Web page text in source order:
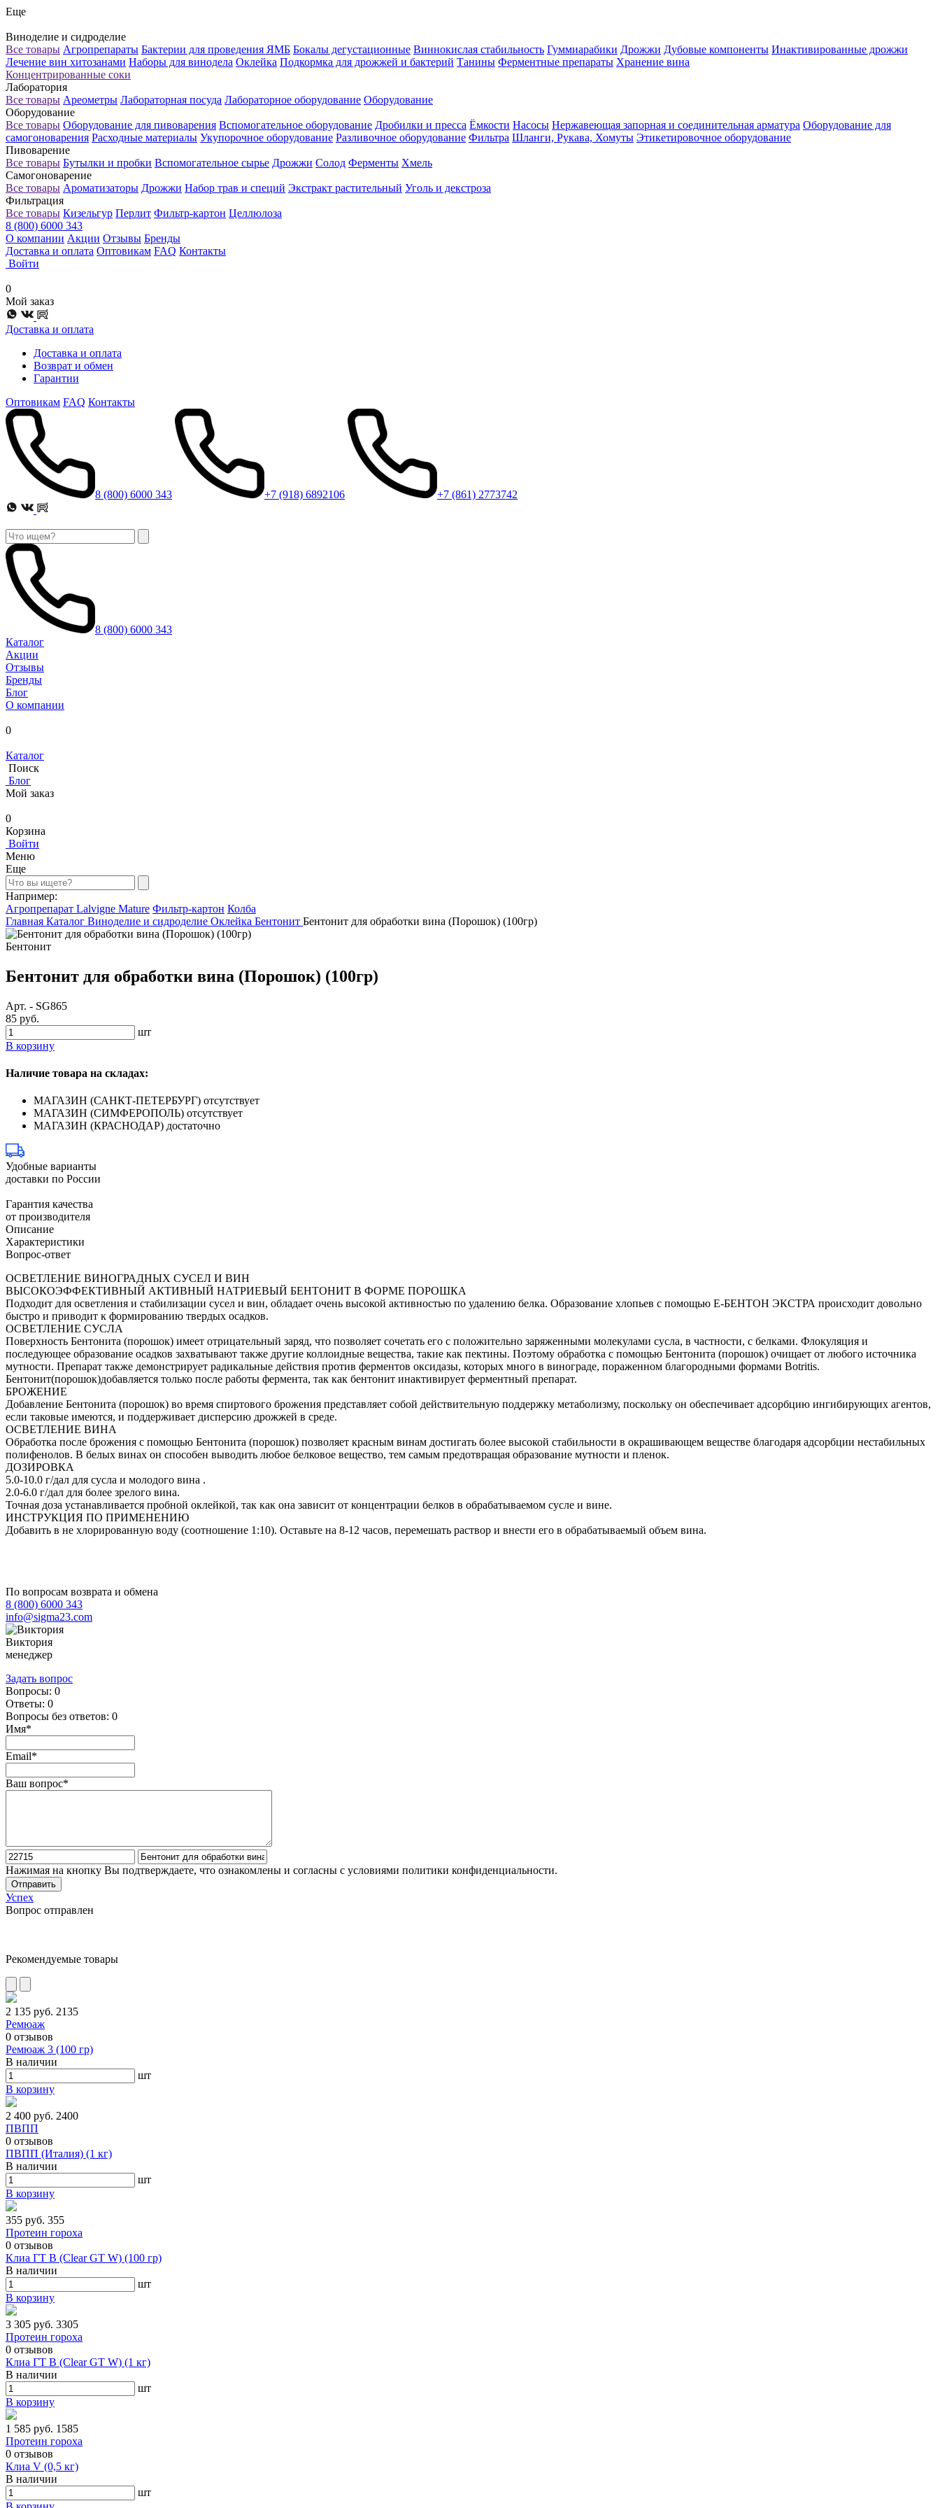
Еще
Виноделие и сидроделие
Все товары Агропрепараты Бактерии для проведения ЯМБ Бокалы дегустационные Виннокислая стабильность Гуммиарабики Дрожжи Дубовые компоненты Инактивированные дрожжи
Лечение вин хитозанами Наборы для винодела Оклейка Подкормка для дрожжей и бактерий Танины Ферментные препараты Хранение вина
Концентрированные соки
Лаборатория
Все товары Ареометры Лабораторная посуда Лабораторное оборудование Оборудование
Оборудование
Все товары Оборудование для пивоварения Вспомогательное оборудование Дробилки и пресса Ёмкости Насосы Нержавеющая запорная и соединительная арматура Оборудование для
самогоноварения Расходные материалы Укупорочное оборудование Разливочное оборудование Фильтра Шланги, Рукава, Хомуты Этикетировочное оборудование
Пивоварение
Все товары Бутылки и пробки Вспомогательное сырье Дрожжи Солод Ферменты Хмель
Самогоноварение
Все товары Ароматизаторы Дрожжи Набор трав и специй Экстракт растительный Уголь и декстроза
Фильтрация
Все товары Кизельгур Перлит Фильтр-картон Целлюлоза
8 (800) 6000 343
О компании Акции Отзывы Бренды
Доставка и оплата Оптовикам FAQ Контакты
Войти
0
Мой заказ
Доставка и оплата
Доставка и оплата
Возврат и обмен
Гарантии
Оптовикам FAQ Контакты
8 (800) 6000 343 +7 (918) 6892106 +7 (861) 2773742
8 (800) 6000 343
Каталог
Акции
Отзывы
Бренды
Блог
О компании
0
Каталог
Поиск
Блог
Мой заказ
0
Корзина
Войти
Меню
Еще
Например:
Агропрепарат Lalvigne Mature Фильтр-картон Колба
Главная Каталог Виноделие и сидроделие Оклейка Бентонит Бентонит для обработки вина (Порошок) (100гр)
Бентонит
Бентонит для обработки вина (Порошок) (100гр)
Арт. - SG865
85 руб.
шт
В корзину
Наличие товара на складах:
МАГАЗИН (САНКТ-ПЕТЕРБУРГ) отсутствует
МАГАЗИН (СИМФЕРОПОЛЬ) отсутствует
МАГАЗИН (КРАСНОДАР) достаточно
Удобные варианты
доставки по России
Гарантия качества
от производителя
Описание
Характеристики
Вопрос-ответ
ОСВЕТЛЕНИЕ ВИНОГРАДНЫХ СУСЕЛ И ВИН
ВЫСОКОЭФФЕКТИВНЫЙ АКТИВНЫЙ НАТРИЕВЫЙ БЕНТОНИТ В ФОРМЕ ПОРОШКА
Подходит для осветления и стабилизации сусел и вин, обладает очень высокой активностью по удалению белка. Образование хлопьев с помощью E-БЕНТОН ЭКСТРА происходит довольно
быстро и приводит к формированию твердых осадков.
ОСВЕТЛЕНИЕ СУСЛА
Поверхность Бентонита (порошок) имеет отрицательный заряд, что позволяет сочетать его с положительно заряженными молекулами сусла, в частности, с белками. Флокуляция и
последующее образование осадков захватывают также другие коллоидные вещества, такие как пектины. Поэтому обработка с помощью Бентонита (порошок) очищает от любого источника
мутности. Препарат также демонстрирует радикальные действия против ферментов оксидазы, которых много в винограде, пораженном благородными формами Botritis.
Бентонит(порошок)добавляется только после работы фермента, так как бентонит инактивирует ферментный препарат.
БРОЖЕНИЕ
Добавление Бентонита (порошок) во время спиртового брожения представляет собой действительную поддержку метаболизму, поскольку он обеспечивает адсорбцию ингибирующих агентов,
если таковые имеются, и поддерживает дисперсию дрожжей в среде.
ОСВЕТЛЕНИЕ ВИНА
Обработка после брожения с помощью Бентонита (порошок) позволяет красным винам достигать более высокой стабильности в окрашивающем веществе благодаря адсорбции нестабильных
полифенолов. В белых винах он способен выводить любое белковое вещество, тем самым предотвращая образование мутности и пленок.
ДОЗИРОВКА
5.0-10.0 г/дал для сусла и молодого вина .
2.0-6.0 г/дал для более зрелого вина.
Точная доза устанавливается пробной оклейкой, так как она зависит от концентрации белков в обрабатываемом сусле и вине.
ИНСТРУКЦИЯ ПО ПРИМЕНЕНИЮ
Добавить в не хлорированную воду (соотношение 1:10). Оставьте на 8-12 часов, перемешать раствор и внести его в обрабатываемый объем вина.
По вопросам возврата и обмена
8 (800) 6000 343
info@sigma23.com
Виктория
менеджер
Задать вопрос
Вопросы: 0
Ответы: 0
Вопросы без ответов: 0
Имя*
Email*
Ваш вопрос*
Нажимая на кнопку Вы подтверждаете, что ознакомлены и согласны с условиями политики конфиденциальности.
Отправить
Успех
Вопрос отправлен
Рекомендуемые товары
2 135 руб. 2135
Ремюаж
0 отзывов
Ремюаж 3 (100 гр)
В наличии
шт
В корзину
2 400 руб. 2400
ПВПП
0 отзывов
ПВПП (Италия) (1 кг)
В наличии
шт
В корзину
355 руб. 355
Протеин гороха
0 отзывов
Клиа ГТ В (Clear GT W) (100 гр)
В наличии
шт
В корзину
3 305 руб. 3305
Протеин гороха
0 отзывов
Клиа ГТ В (Clear GT W) (1 кг)
В наличии
шт
В корзину
1 585 руб. 1585
Протеин гороха
0 отзывов
Клиа V (0,5 кг)
В наличии
шт